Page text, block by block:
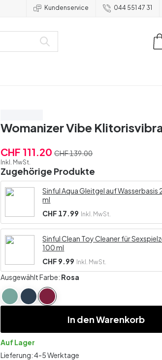
Kundenservice 044 551 47 31
Womanizer Vibe
CHF 111.20 CHF 139.00
Inkl. MwSt.
Zugehörige Produkte
Sinful Aqua Gleitgel auf Wasserbasis
ml
CHF 17.99 Inkl. MwSt.
Sinful Clean Toy Cleaner für
100 ml
CHF 9.99 Inkl. MwSt.
Ausgewählt Farbe: Rosa
In den Warenkorb
Auf Lager
Lieferung: 4-5 Werktage